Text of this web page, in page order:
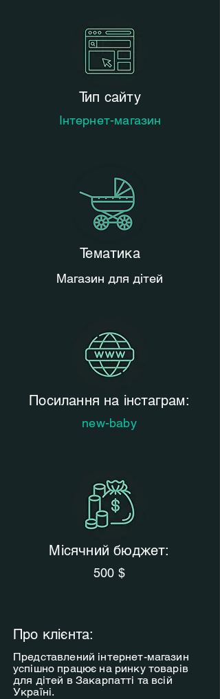
Тип сайту
Інтернет-магазин
Тематика
Магазин для дітей
Посилання на інстаграм:
new-baby
Місячний бюджет:
500 $
Про клієнта:
Представлений інтернет-магазин
успішно працює на ринку товарів
для дітей в Закарпатті та всій
Україні.